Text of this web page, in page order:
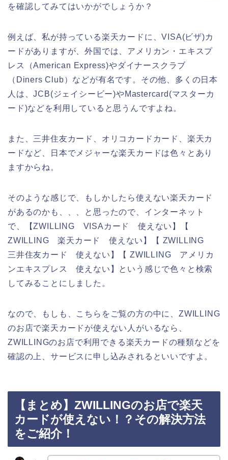
を確認してみてはいかがでしょうか？
例えば、私が持っている楽天カードに、VISA(ビザ)カ
ードがありますが、外国では、アメリカン・エキスプ
レス（American Express)やダイナースクラブ
（Diners Club）などが有名です。その他、多くの日本
人は、JCB(ジェイシービー)やMastercard(マスターカ
ード)などを利用していると思うんですよね。
また、三井住友カード、オリコカードカード、楽天カ
ードなど、日本でメジャーな楽天カードは色々とあり
ますからね。
そのような感じで、もしかしたら使えない楽天カード
があるのかも、、、と思ったので、インターネット
で、【ZWILLING VISAカード 使えない】【
ZWILLING 楽天カード 使えない】【 ZWILLING
三井住友カード 使えない】【 ZWILLING アメリカ
ンエキスプレス 使えない】という感じで色々と検索
してみることにしました。
なので、もしも、こちらをご覧の方の中に、ZWILLING
のお店で楽天カードが使えない人がいるなら、
ZWILLINGのお店で利用できる楽天カードの種類などを
確認の上、サービスに申し込みされるといいですよ。
【まとめ】ZWILLINGのお店で楽天
カードが使えない！？その解決方法
をご紹介！